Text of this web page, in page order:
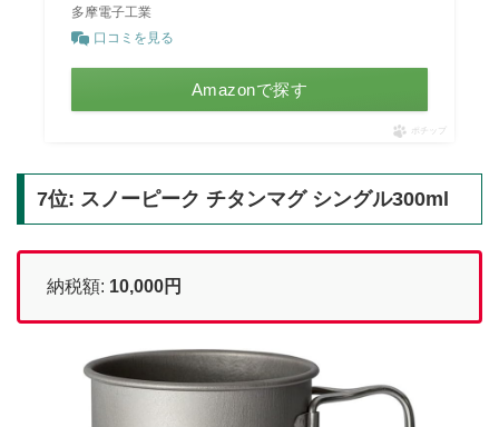
多摩電子工業
口コミを見る
Amazonで探す
ポチップ
7位: スノーピーク チタンマグ シングル300ml
納税額: 10,000円